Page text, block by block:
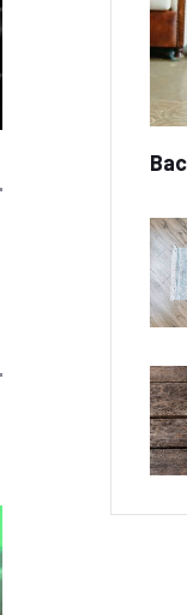
Video Aksi
Sport
Media